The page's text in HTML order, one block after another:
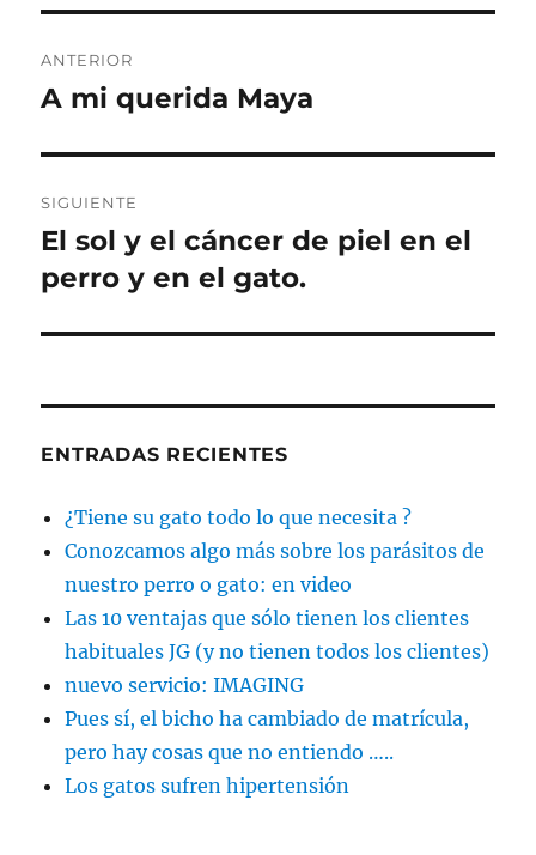
de
ANTERIOR
Entrada
A mi querida Maya
SIGUIENTE
Entrada
siguiente:
El sol y el cáncer de piel en el
perro y en el gato.
ENTRADAS RECIENTES
¿Tiene su gato todo lo que necesita ?
Conozcamos algo más sobre los parásitos de
nuestro perro o gato: en video
Las 10 ventajas que sólo tienen los clientes
habituales JG (y no tienen todos los clientes)
nuevo servicio: IMAGING
Pues sí, el bicho ha cambiado de matrícula,
pero hay cosas que no entiendo …..
Los gatos sufren hipertensión